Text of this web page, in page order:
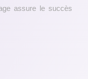
assure le succès